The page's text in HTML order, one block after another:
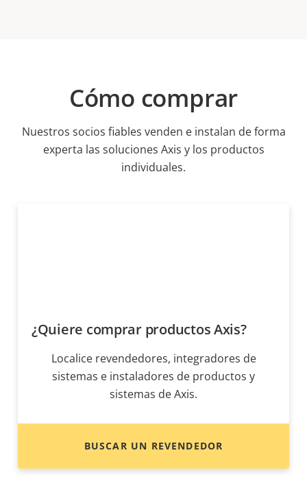
Cómo comprar
Nuestros socios fiables venden e instalan de forma
experta las soluciones Axis y los productos
individuales.
¿Quiere comprar productos Axis?
Localice revendedores, integradores de
sistemas e instaladores de productos y
sistemas de Axis.
BUSCAR UN REVENDEDOR